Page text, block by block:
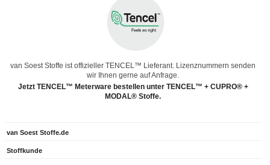
van Soest Stoffe ist offizieller TENCEL™ Lieferant. Lizenznummern senden
wir Ihnen gerne auf Anfrage.
Jetzt TENCEL™ Meterware bestellen unter TENCEL™ + CUPRO® +
MODAL® Stoffe.
van Soest Stoffe.de
Stoffkunde